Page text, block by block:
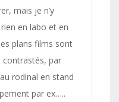
mais je n’y
en labo et en
plans films sont
contrastés, par
rodinal en stand
par ex…..